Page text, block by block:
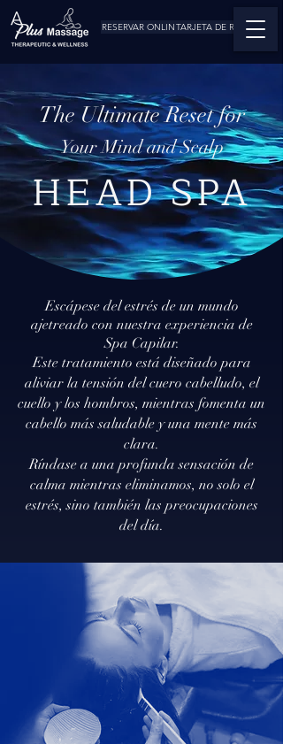
RESERVAR ONLINETARJETA DE REGALO
The Ultimate Reset for
Your Mind and Scalp
HEAD SPA
Escápese del estrés de un mundo
ajetreado con nuestra experiencia de
Spa Capilar.
Este tratamiento está diseñado para
aliviar la tensión del cuero cabelludo, el
cuello y los hombros, mientras fomenta un
cabello más saludable y una mente más
clara.
Ríndase a una profunda sensación de
calma mientras eliminamos, no solo el
estrés, sino también las preocupaciones
del día.